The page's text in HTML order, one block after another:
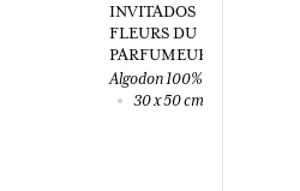
INVITADOS
FLEURS DU
PARFUMEUR
Algodon 100%
30 x 50 cm